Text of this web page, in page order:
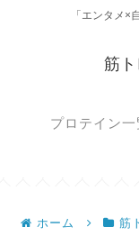
「エンタメ×
筋
プロテイン一
ホーム 筋